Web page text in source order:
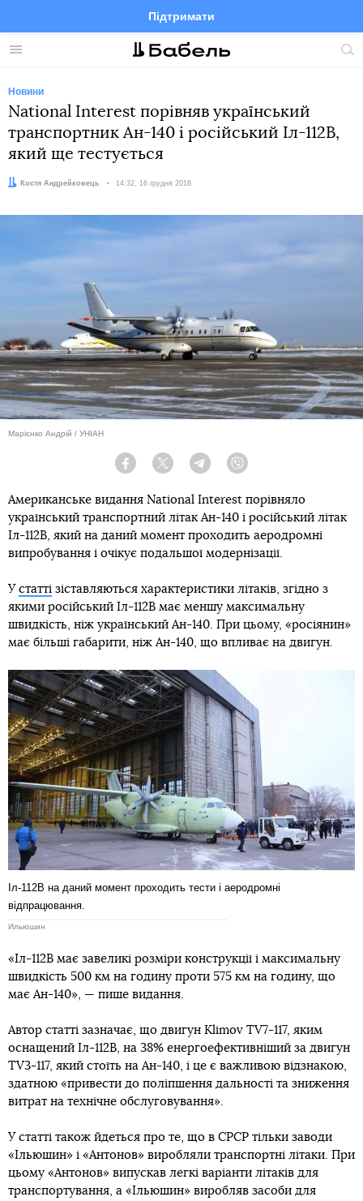
Меню
Підтримати
FacebookTelegramTwitter
Новини
National Interest порівняв український
транспортник Ан-140 і російський Іл-112В,
який ще тестується
Автор:Костя Андрейковець Дата:
14:32, 16 грудня 2018
Марієнко Андрій / УНІАН
Facebook Twitter Telegram
Американське видання National Interest порівняло
український транспортний літак Ан-140 і російський літак
Іл-112В, який на даний момент проходить аеродромні
випробування і очікує подальшої модернізації.
У статті зіставляються характеристики літаків, згідно з
якими російський Іл-112В має меншу максимальну
швидкість, ніж український Ан-140. При цьому, «росіянин»
має більші габарити, ніж Ан-140, що впливає на двигун.
Іл-112В на даний момент проходить тести і аеродромні
відпрацювання.
Ильюшин
«Іл-112В має завеликі розміри конструкції і максимальну
швидкість 500 км на годину проти 575 км на годину, що
має Ан-140», — пише видання.
Автор статті зазначає, що двигун Klimov TV7-117, яким
оснащений Іл-112B, на 38% енергоефективніший за двигун
TV3-117, який стоїть на Ан-140, і це є важливою відзнакою,
здатною «привести до поліпшення дальності та зниження
витрат на технічне обслуговування».
У статті також йдеться про те, що в СРСР тільки заводи
«Ільюшин» і «Антонов» виробляли транспортні літаки. При
цьому «Антонов» випускав легкі варіанти літаків для
транспортування, а «Ільюшин» виробляв засоби для